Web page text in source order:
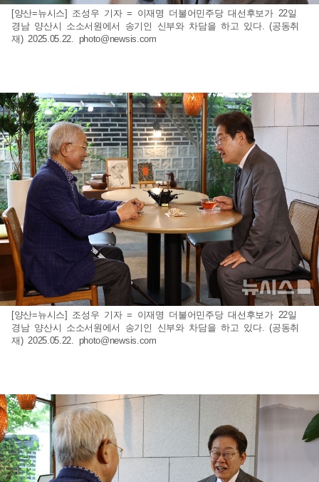
[양산=뉴시스] 조성우 기자 = 이재명 더불어민주당 대선후보가 22일
경남 양산시 소소서원에서 송기인 신부와 차담을 하고 있다. (공동취
재) 2025.05.22. photo@newsis.com
[양산=뉴시스] 조성우 기자 = 이재명 더불어민주당 대선후보가 22일
경남 양산시 소소서원에서 송기인 신부와 차담을 하고 있다. (공동취
재) 2025.05.22. photo@newsis.com